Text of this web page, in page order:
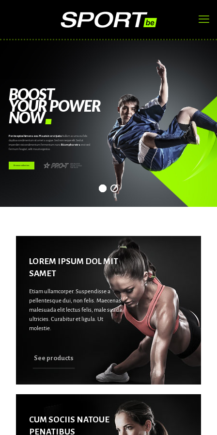
BOOST
YOUR POWER
NOW
Per inceptos himenaeos. Mauris in erat justo.Nullam ac urna eu felis
dapibus condimentum sit amet a augue. Sed non neque elit. Sed ut
imperdiet nisi condimentum fermentum nunc.Etiam pharetra erat sed
fermum feugiat, velit mauris egestas
Browse collection
LOREM IPSUM DOL MIT
SAMET
Etiam ullamcorper. Suspendisse a
pellentesque dui, non felis. Maecenas
malesuada elit lectus felis, male suada
ultricies. Curabitur et ligula. Ut
molestie.
See products
CUM SOCIIS NATOUE
PENATIBUS